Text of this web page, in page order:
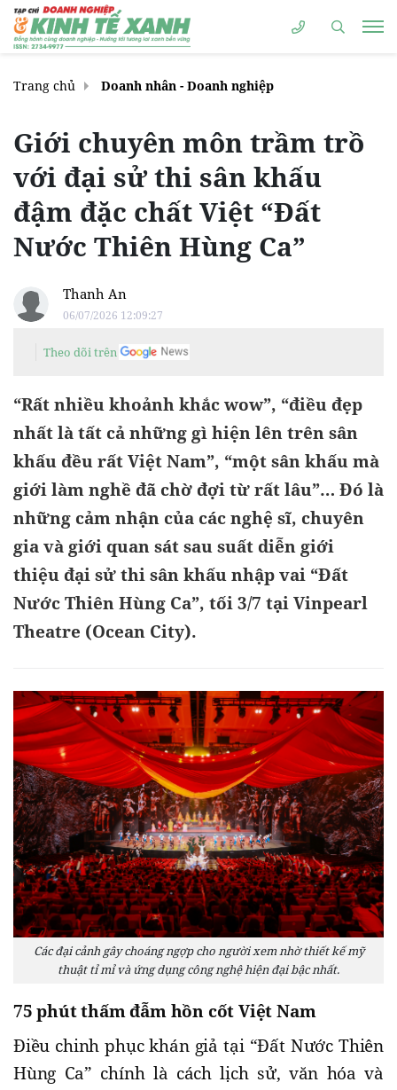
Trang chủ Doanh nhân - Doanh nghiệp
Giới chuyên môn trầm trồ
với đại sử thi sân khấu
đậm đặc chất Việt “Đất
Nước Thiên Hùng Ca”
Thanh An
06/07/2026 12:09:27
Theo dõi trên
“Rất nhiều khoảnh khắc wow”, “điều đẹp
nhất là tất cả những gì hiện lên trên sân
khấu đều rất Việt Nam”, “một sân khấu mà
giới làm nghề đã chờ đợi từ rất lâu”… Đó là
những cảm nhận của các nghệ sĩ, chuyên
gia và giới quan sát sau suất diễn giới
thiệu đại sử thi sân khấu nhập vai “Đất
Nước Thiên Hùng Ca”, tối 3/7 tại Vinpearl
Theatre (Ocean City).
Các đại cảnh gây choáng ngợp cho người xem nhờ thiết kế mỹ
thuật tỉ mỉ và ứng dụng công nghệ hiện đại bậc nhất.
75 phút thấm đẫm hồn cốt Việt Nam
Điều chinh phục khán giả tại “Đất Nước Thiên
Hùng Ca” chính là cách lịch sử, văn hóa và